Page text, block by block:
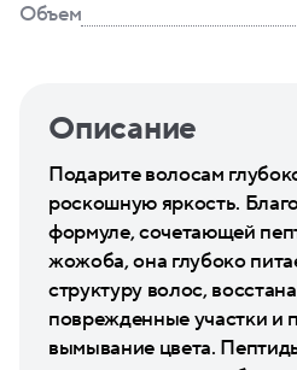
Объем
Описание
Подарите волосам
роскошную яркость.
формуле, сочетающей
жожоба, она глубоко
структуру волос,
поврежденные участки и
вымывание цвета.